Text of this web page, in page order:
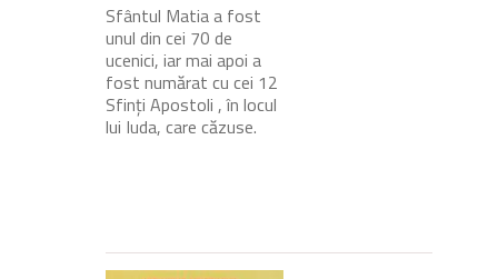
Sfântul Matia a fost
unul din cei 70 de
ucenici, iar mai apoi a
fost numărat cu cei 12
Sfinți Apostoli , în locul
lui Iuda, care căzuse.